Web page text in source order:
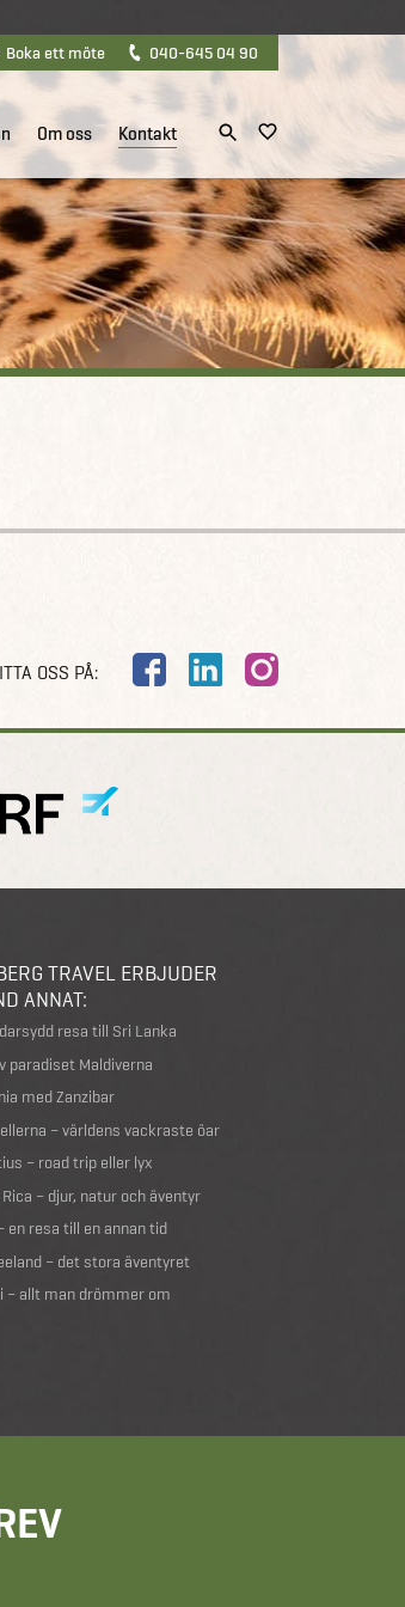
Boka ett möte 040-645 04 90
Om oss Kontakt
OSS PÅ:
TRAVEL ERBJUDER
ANNAT:
resa till Sri Lanka
paradiset Maldiverna
med Zanzibar
– världens vackraste öar
– road trip eller lyx
– djur, natur och äventyr
en resa till en annan tid
– det stora äventyret
– allt man drömmer om